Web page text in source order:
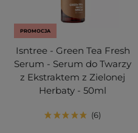
PROMOCJA
Isntree - Green Tea Fresh
Serum - Serum do Twarzy
z Ekstraktem z Zielonej
Herbaty - 50ml
6